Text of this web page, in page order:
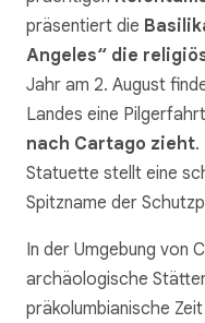
präsentiert die
Angeles“ die
Jahr am 2. August
Landes eine
nach Cartago zieht.
Statuette stellt eine
Spitzname der
In der Umgebung von
archäologische
präkolumbianische